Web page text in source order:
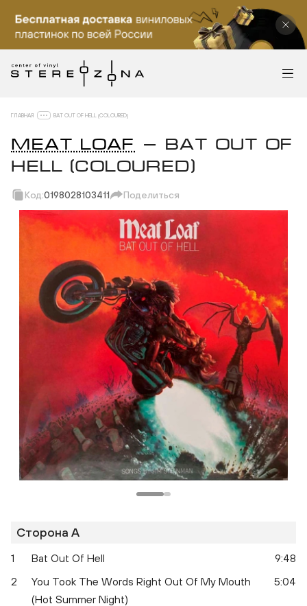
ГЛАВНАЯ BAT OUT OF HELL (COLOURED)
MEAT LOAF
— BAT OUT OF
HELL (COLOURED)
Код:0198028103411 Поделиться
Скопировать ссылку
Вотсап
Макс
ВКонтакте
Одноклассники
Сторона A
1 Bat Out Of Hell
9:48
2
You Took The Words Right Out Of My Mouth
(Hot Summer Night)
5:04